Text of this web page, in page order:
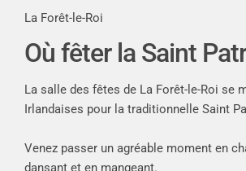
La Forêt-le-Roi
Où fêter la Saint
La salle des fêtes de La Forêt-le-Roi se
Irlandaises pour la traditionnelle Saint
Venez passer un agréable moment en
dansant et en mangeant.